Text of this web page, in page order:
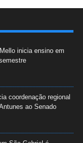
inicia ensino em
coordenação regional
ao Senado